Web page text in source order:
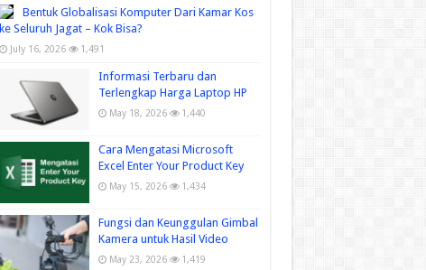
Bentuk Globalisasi Komputer Dari Kamar Kos
ke Seluruh Jagat – Kok Bisa?
July 16, 2026 1,491
Informasi Terbaru dan
Terlengkap Harga Laptop HP
May 18, 2026 1,440
Cara Mengatasi Microsoft
Excel Enter Your Product Key
May 15, 2026 1,434
Fungsi dan Keunggulan Gimbal
Kamera untuk Hasil Video
May 23, 2026 1,419